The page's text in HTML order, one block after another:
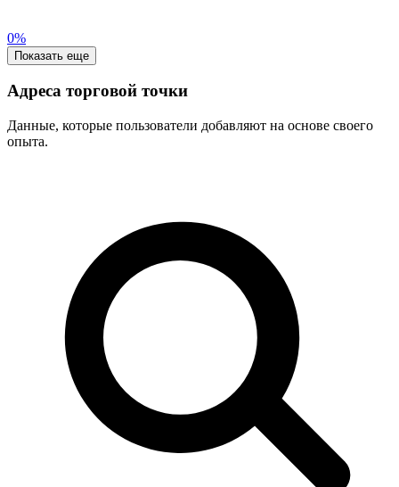
0%
Показать еще
Адреса торговой точки
Данные, которые пользователи добавляют на основе своего
опыта.